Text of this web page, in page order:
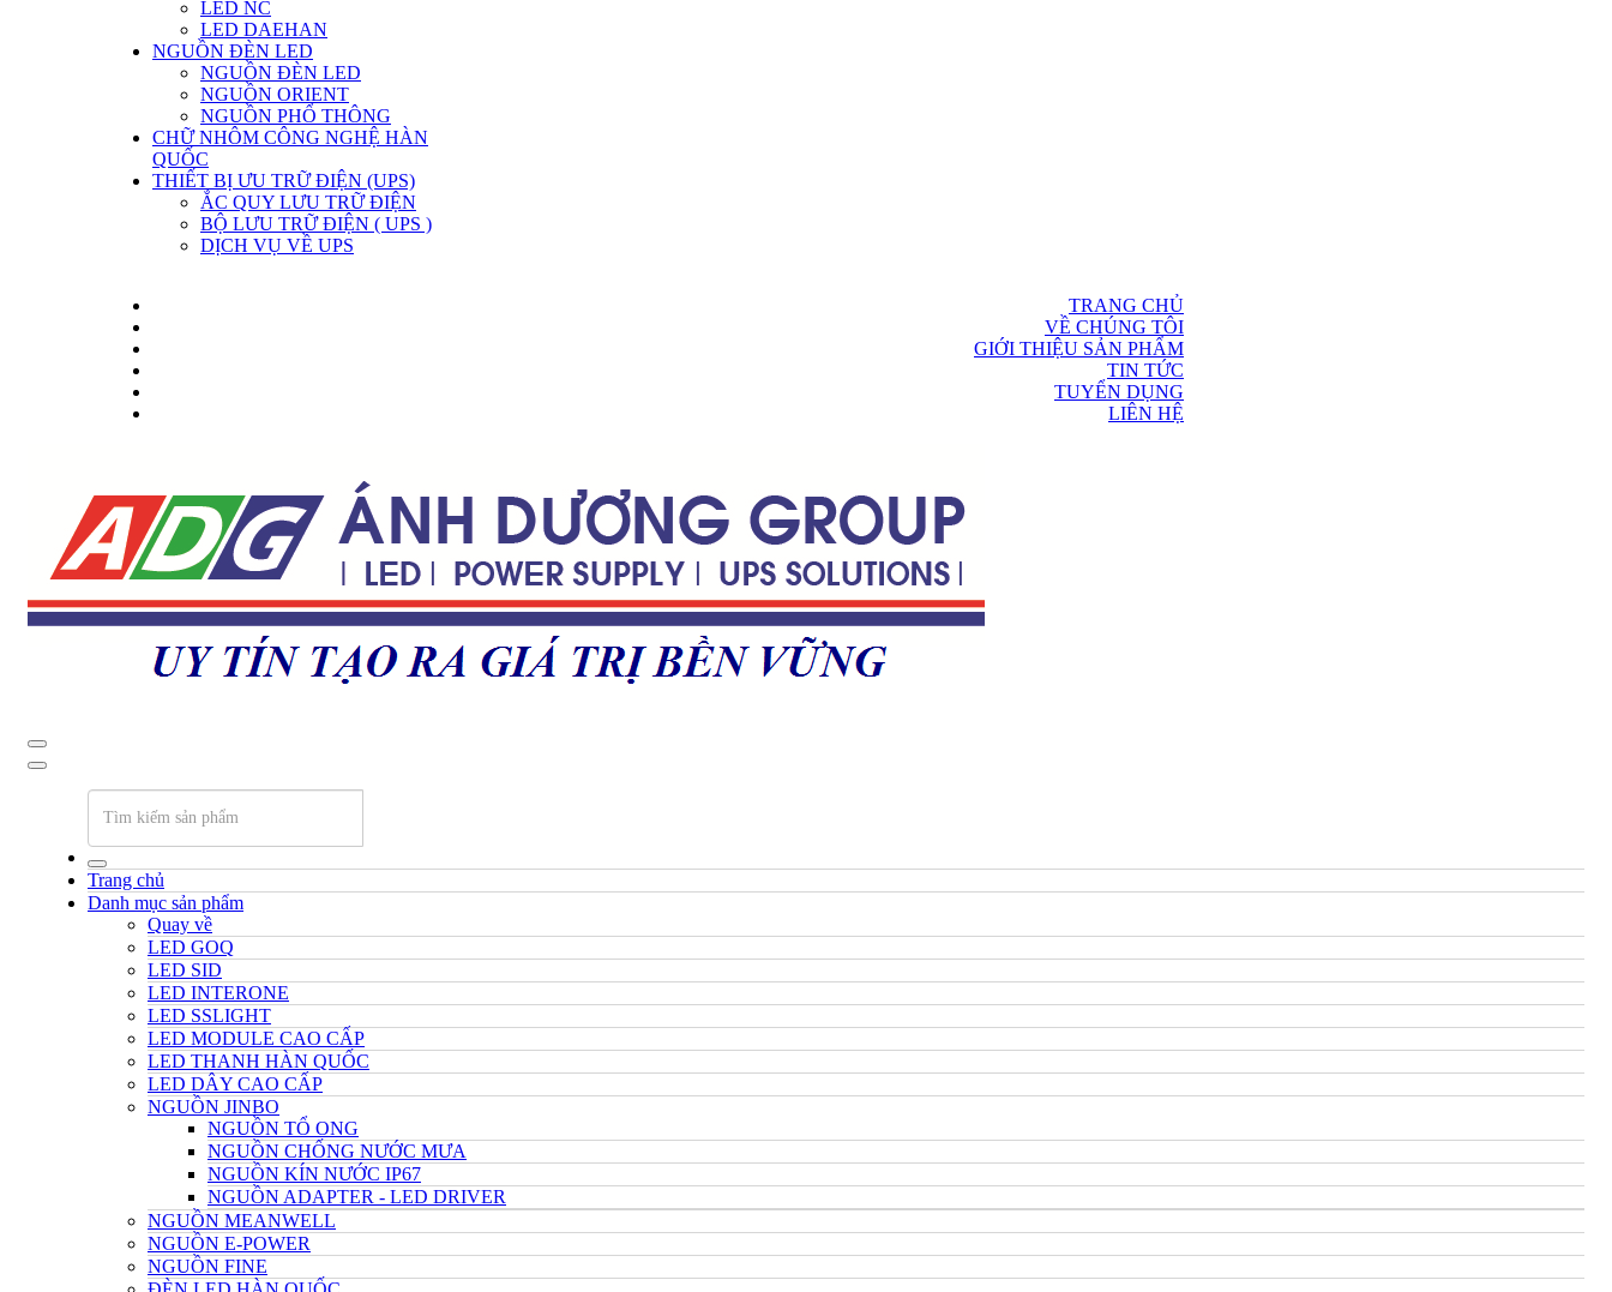
LED NC
LED DAEHAN
NGUỒN ĐÈN LED
NGUỒN ĐÈN LED
NGUỒN ORIENT
NGUỒN PHỔ THÔNG
CHỮ NHÔM CÔNG NGHỆ HÀN
QUỐC
THIẾT BỊ ƯU TRỮ ĐIỆN (UPS)
ẮC QUY LƯU TRỮ ĐIỆN
BỘ LƯU TRỮ ĐIỆN ( UPS )
DỊCH VỤ VỀ UPS
TRANG CHỦ
VỀ CHÚNG TÔI
GIỚI THIỆU SẢN PHẨM
TIN TỨC
TUYỂN DỤNG
LIÊN HỆ
Trang chủ
Danh mục sản phẩm
Quay về
LED GOQ
LED SID
LED INTERONE
LED SSLIGHT
LED MODULE CAO CẤP
LED THANH HÀN QUỐC
LED DÂY CAO CẤP
NGUỒN JINBO
NGUỒN TỔ ONG
NGUỒN CHỐNG NƯỚC MƯA
NGUỒN KÍN NƯỚC IP67
NGUỒN ADAPTER - LED DRIVER
NGUỒN MEANWELL
NGUỒN E-POWER
NGUỒN FINE